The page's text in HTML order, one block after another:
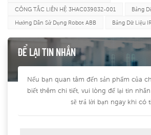
CÔNG TẮC LIÊN HỆ 3HAC039832-001 Bảng
Hướng Dẫn Sử Dụng Robot ABB Bảng Dữ Liệu
ĐỂ LẠI TIN NHẮN
Nếu bạn quan tâm đến sản phẩm của
biết thêm chi tiết, vui lòng để lại tin
sẽ trả lời bạn ngay khi có